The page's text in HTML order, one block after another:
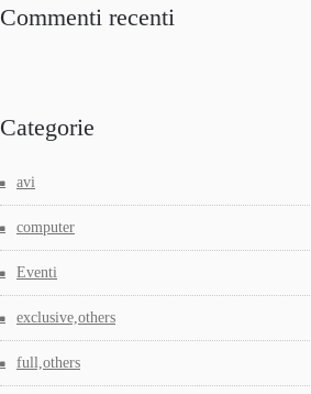
Commenti recenti
Categorie
avi
computer
Eventi
exclusive,others
full,others